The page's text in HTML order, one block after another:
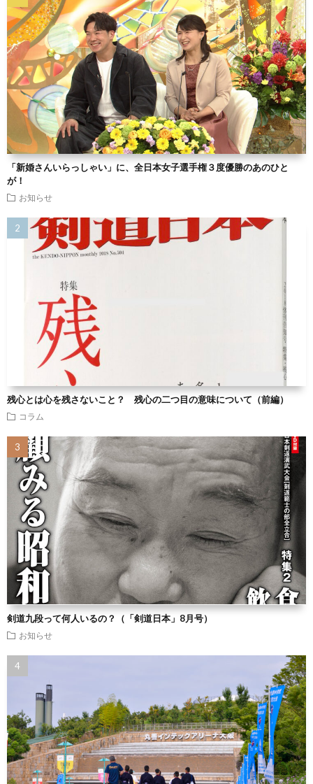
「新婚さんいらっしゃい」に、全日本女子選手権３度優勝のあのひと
が！
お知らせ
残心とは心を残さないこと？ 残心の二つ目の意味について（前編）
コラム
剣道九段って何人いるの？（「剣道日本」8月号）
お知らせ